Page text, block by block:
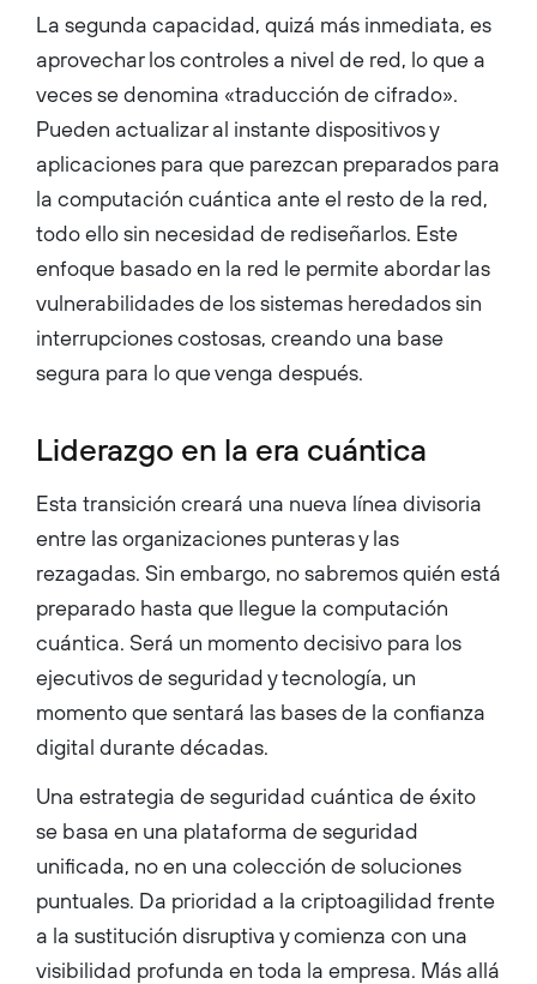
La segunda capacidad, quizá más inmediata, es
aprovechar los controles a nivel de red, lo que a
veces se denomina «traducción de cifrado».
Pueden actualizar al instante dispositivos y
aplicaciones para que parezcan preparados para
la computación cuántica ante el resto de la red,
todo ello sin necesidad de rediseñarlos. Este
enfoque basado en la red le permite abordar las
vulnerabilidades de los sistemas heredados sin
interrupciones costosas, creando una base
segura para lo que venga después.
Liderazgo en la era cuántica
Esta transición creará una nueva línea divisoria
entre las organizaciones punteras y las
rezagadas. Sin embargo, no sabremos quién está
preparado hasta que llegue la computación
cuántica. Será un momento decisivo para los
ejecutivos de seguridad y tecnología, un
momento que sentará las bases de la confianza
digital durante décadas.
Una estrategia de seguridad cuántica de éxito
se basa en una plataforma de seguridad
unificada, no en una colección de soluciones
puntuales. Da prioridad a la criptoagilidad frente
a la sustitución disruptiva y comienza con una
visibilidad profunda en toda la empresa. Más allá